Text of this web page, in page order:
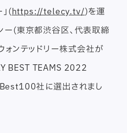
」( https://telecy.tv/)を運
ー(東京都渋谷区、代表取締
ォンテッドリー株式会社が
BEST TEAMS 2022
社に選出されまし